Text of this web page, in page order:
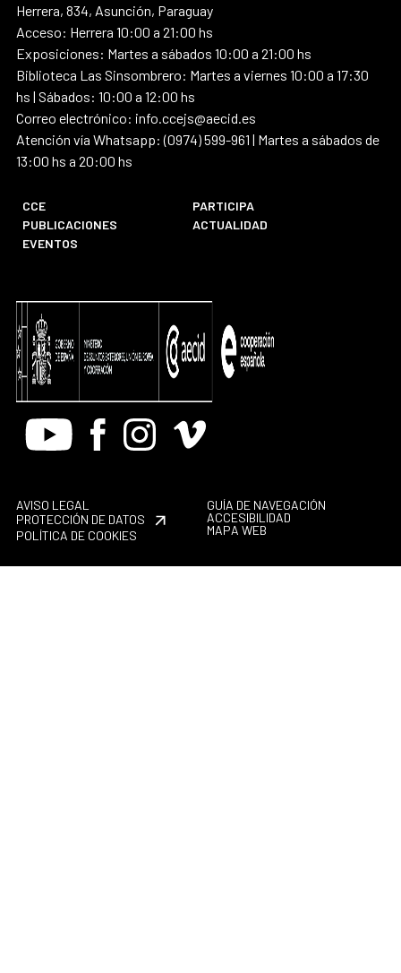
Herrera, 834, Asunción, Paraguay
Acceso: Herrera 10:00 a 21:00 hs
Exposiciones: Martes a sábados 10:00 a 21:00 hs
Biblioteca Las Sinsombrero: Martes a viernes 10:00 a 17:30
hs | Sábados: 10:00 a 12:00 hs
Correo electrónico: info.ccejs@aecid.es
Atención vía Whatsapp: (0974) 599-961 | Martes a sábados de
13:00 hs a 20:00 hs
CCE
PARTICIPA
PUBLICACIONES
ACTUALIDAD
EVENTOS
Youtube FacebookInstagram
Vimeo
AVISO LEGAL
PROTECCIÓN DE DATOS
POLÍTICA DE COOKIES
GUÍA DE NAVEGACIÓN
ACCESIBILIDAD
MAPA WEB